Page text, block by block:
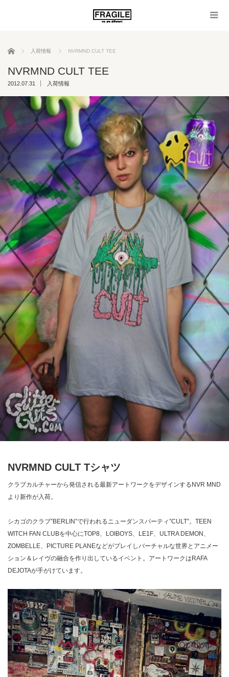
ホーム 入荷情報 NVRMND CULT TEE
NVRMND CULT TEE
2012.07.31 入荷情報
NVRMND CULT Tシャツ
クラブカルチャーから発信される最新アートワークをデザインするNVR MND
より新作が入荷。
シカゴのクラブ”BERLIN”で行われるニューダンスパーティ”CULT”。TEEN
WITCH FAN CLUBを中心にTOP8、LOIBOYS、LE1F、ULTRA DEMON、
ZOMBELLE、PICTURE PLANEなどがプレイしバーチャルな世界とアニメー
ション＆レイヴの融合を作り出しているイベント。アートワークはRAFA
DEJOTAが手がけています。